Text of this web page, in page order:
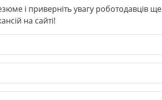
і приверніть увагу роботодавців ще
на сайті!